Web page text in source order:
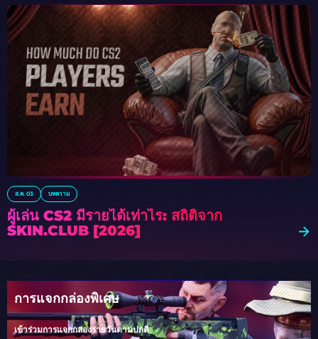
ส.ค. 03 บทความ
ผู้เล่น CS2 มีรายได้เท่าไร: สถิติจาก
SKIN.CLUB [2026]
การแจกกล่องพิเศษ
เข้าร่วมการแจกกล่องรายวันตามปกติ